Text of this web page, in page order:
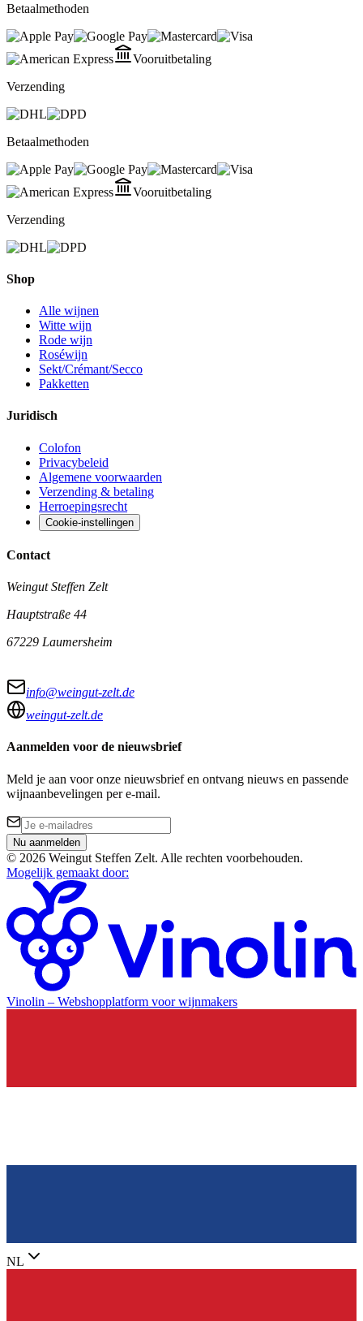
Betaalmethoden
Vooruitbetaling
Verzending
Betaalmethoden
Vooruitbetaling
Verzending
Shop
Alle wijnen
Witte wijn
Rode wijn
Roséwijn
Sekt/Crémant/Secco
Pakketten
Juridisch
Colofon
Privacybeleid
Algemene voorwaarden
Verzending & betaling
Herroepingsrecht
Cookie-instellingen
Contact
Weingut Steffen Zelt
Hauptstraße 44
67229 Laumersheim
info@weingut-zelt.de
weingut-zelt.de
Aanmelden voor de nieuwsbrief
Meld je aan voor onze nieuwsbrief en ontvang nieuws en passende
wijnaanbevelingen per e-mail.
Nu aanmelden
© 2026 Weingut Steffen Zelt. Alle rechten voorbehouden.
Mogelijk gemaakt door:
Vinolin – Webshopplatform voor wijnmakers
NL